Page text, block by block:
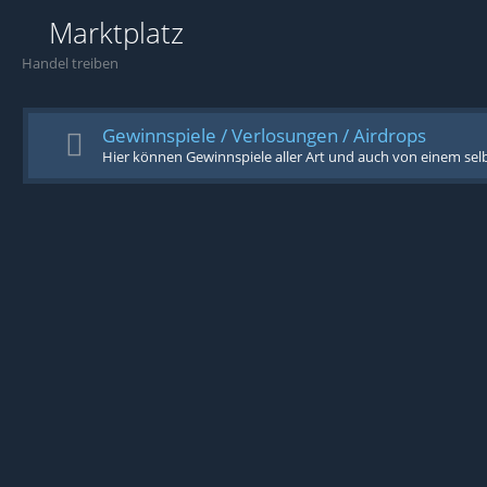
Marktplatz
Handel treiben
Gewinnspiele / Verlosungen / Airdrops
Hier können Gewinnspiele aller Art und auch von einem